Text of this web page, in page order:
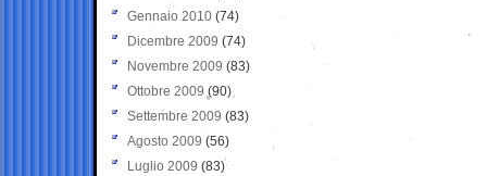
Gennaio 2010 (74)
Dicembre 2009 (74)
Novembre 2009 (83)
Ottobre 2009 (90)
Settembre 2009 (83)
Agosto 2009 (56)
Luglio 2009 (83)